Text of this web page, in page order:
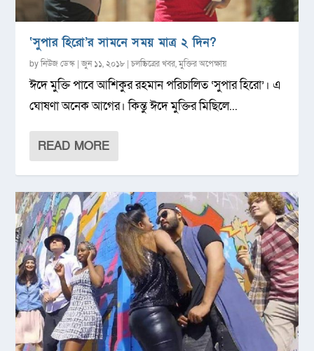
‘সুপার হিরো’র সামনে সময় মাত্র ২ দিন?
byনিউজ ডেস্ক |জুন ১১, ২০১৮ |চলচ্চিত্রের খবর,মুক্তির অপেক্ষায়
ঈদে মুক্তি পাবে আশিকুর রহমান পরিচালিত ‘সুপার হিরো’। এ
ঘোষণা অনেক আগের। কিন্তু ঈদে মুক্তির মিছিলে...
READ MORE